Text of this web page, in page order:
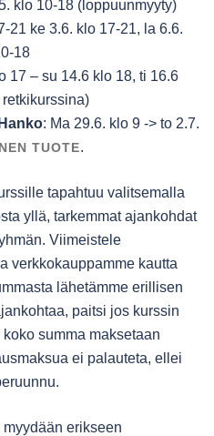
klo 10-18 (loppuunmyyty)
21 ke 3.6. klo 17-21, la 6.6.
18
17 – su 14.6 klo 18, ti 16.6
: Ma 29.6. klo 9 -> to 2.7.
TUOTE.
tapahtuu valitsemalla
yllä, tarkemmat ajankohdat
Viimeistele
verkkokauppamme kautta
lähetämme erillisen
paitsi jos kurssin
summa maksetaan
ei palauteta, ellei
myydään erikseen